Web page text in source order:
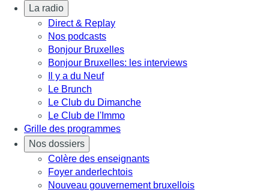
La radio
Direct & Replay
Nos podcasts
Bonjour Bruxelles
Bonjour Bruxelles: les interviews
Il y a du Neuf
Le Brunch
Le Club du Dimanche
Le Club de l'Immo
Grille des programmes
Nos dossiers
Colère des enseignants
Foyer anderlechtois
Nouveau gouvernement bruxellois